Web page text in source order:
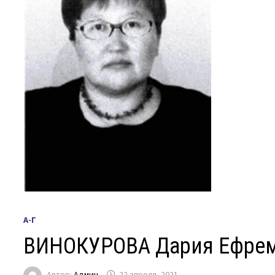
А-Г
ВИНОКУРОВА Дария